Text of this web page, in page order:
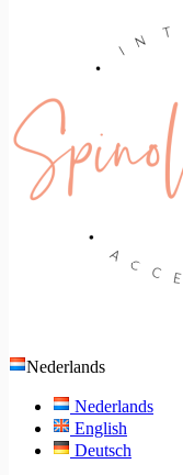
Nederlands
Nederlands
English
Deutsch